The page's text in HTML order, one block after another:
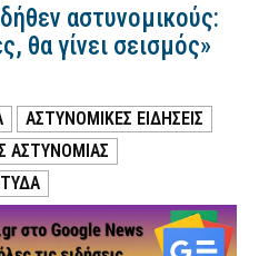
αστυνομικούς:
θα γίνει σεισμός»
ΑΣΤΥΝΟΜΙΚΕΣ ΕΙΔΗΣΕΙΣ
ΑΣΤΥΝΟΜΙΑΣ